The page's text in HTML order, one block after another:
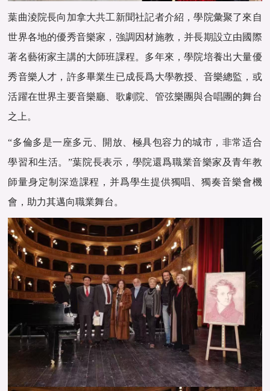
葉曲淩院長向加拿大共工新聞社記者介紹，學院彙聚了來自
世界各地的優秀音樂家，強調因材施教，并長期設立由國際
著名藝術家主講的大師班課程。多年來，學院培養出大量優
秀音樂人才，許多畢業生已成長爲大學教授、音樂總監，或
活躍在世界主要音樂廳、歌劇院、管弦樂團與合唱團的舞台
之上。
“多倫多是一座多元、開放、極具包容力的城市，非常适合
學習和生活。”葉院長表示，學院還爲職業音樂家及青年教
師量身定制深造課程，并爲學生提供獨唱、獨奏音樂會機
會，助力其邁向職業舞台。